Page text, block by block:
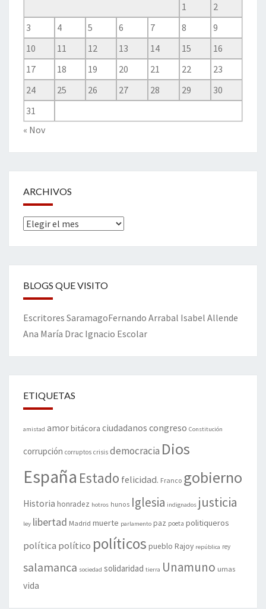
1
2
3
4 5 6 7 8
9
10
11 12 13 14 15
16
17
18 19 20 21 22
23
24
25 26 27 28 29
30
31
« Nov
ARCHIVOS
Archivos
BLOGS QUE VISITO
Escritores SaramagoFernando Arrabal Isabel Allende
Ana María Drac Ignacio Escolar
ETIQUETAS
amistad amorbitácora ciudadanos congreso Constitución
corrupción corruptos crisis democracia Dios
España Estado felicidad. Franco gobierno
Historia honradez hotros hunos Iglesia indignados justicia
ley libertad Madrid muerte parlamento paz poeta politiqueros
política político políticos pueblo Rajoy república rey
salamanca sociedad solidaridad tierra Unamuno urnas
vida